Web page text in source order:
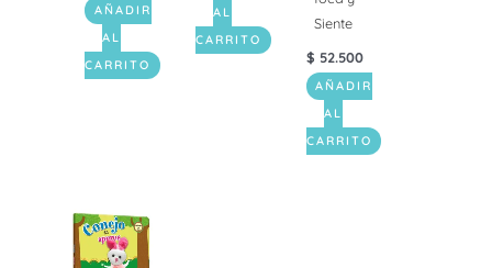
AÑADIR
AL
CARRITO
AL
CARRITO
Siente
$ 52.500
AÑADIR
AL
CARRITO